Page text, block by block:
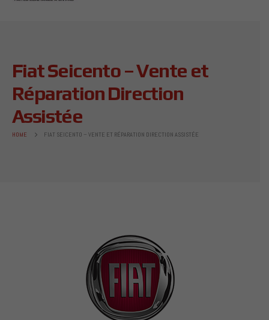
Fiat Seicento – Vente et
Réparation Direction
Assistée
HOME FIAT SEICENTO – VENTE ET RÉPARATION DIRECTION ASSISTÉE